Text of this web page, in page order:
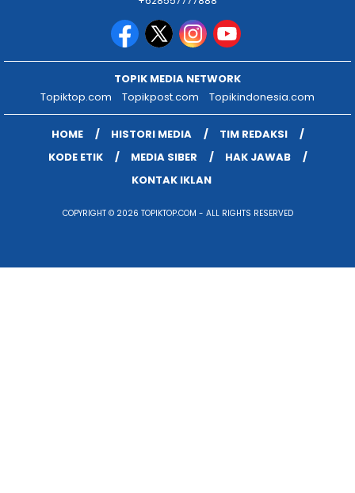
TOPIK MEDIA NETWORK
Topiktop.com
Topikpost.com Topikindonesia.com
HOME HISTORI MEDIA
TIM REDAKSI
KODE ETIK
MEDIA SIBER
HAK JAWAB
KONTAK IKLAN
COPYRIGHT © 2026 TOPIKTOP.COM - ALL RIGHTS RESERVED